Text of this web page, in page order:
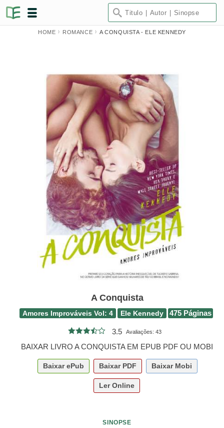
HOME ROMANCE A CONQUISTA - ELE KENNEDY
A Conquista
Amores Improváveis Vol: 4 Ele Kennedy 475 Páginas
3.5 Avaliações: 43
BAIXAR LIVRO A CONQUISTA EM EPUB PDF OU MOBI
Baixar ePub Baixar PDF Baixar Mobi
Ler Online
SINOPSE